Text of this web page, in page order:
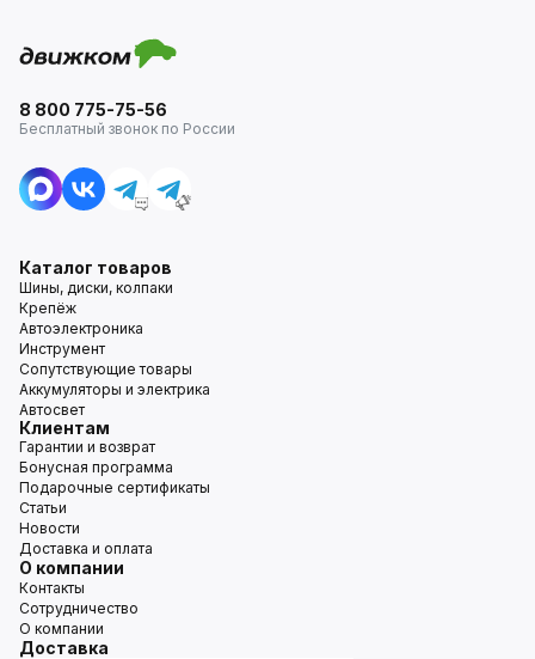
8 800 775-75-56
Бесплатный звонок по России
Каталог товаров
Шины, диски, колпаки
Крепёж
Автоэлектроника
Инструмент
Сопутствующие товары
Аккумуляторы и электрика
Автосвет
Клиентам
Гарантии и возврат
Бонусная программа
Подарочные сертификаты
Статьи
Новости
Доставка и оплата
О компании
Контакты
Сотрудничество
О компании
Доставка